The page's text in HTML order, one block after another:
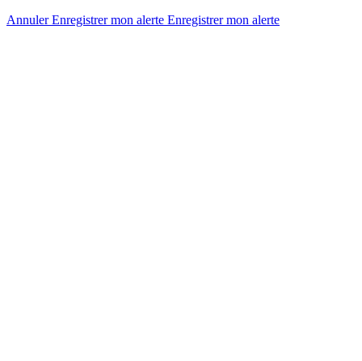
AnnulerEnregistrer mon alerte Enregistrermon alerte